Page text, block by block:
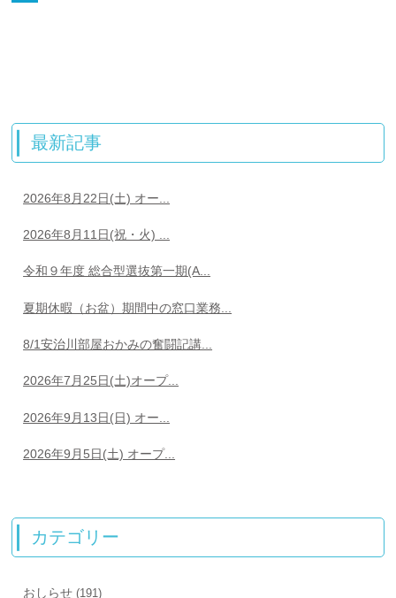
最新記事
2026年8月22日(土) オー...
2026年8月11日(祝・火) ...
令和９年度 総合型選抜第一期(A...
夏期休暇（お盆）期間中の窓口業務...
8/1安治川部屋おかみの奮闘記講...
2026年7月25日(土)オープ...
2026年9月13日(日) オー...
2026年9月5日(土) オープ...
カテゴリー
おしらせ (191)